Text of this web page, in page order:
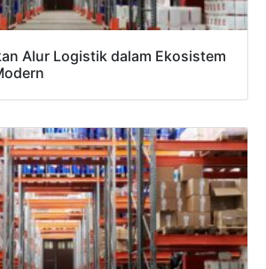
Alur Logistik dalam Ekosistem
1
2
CHAT